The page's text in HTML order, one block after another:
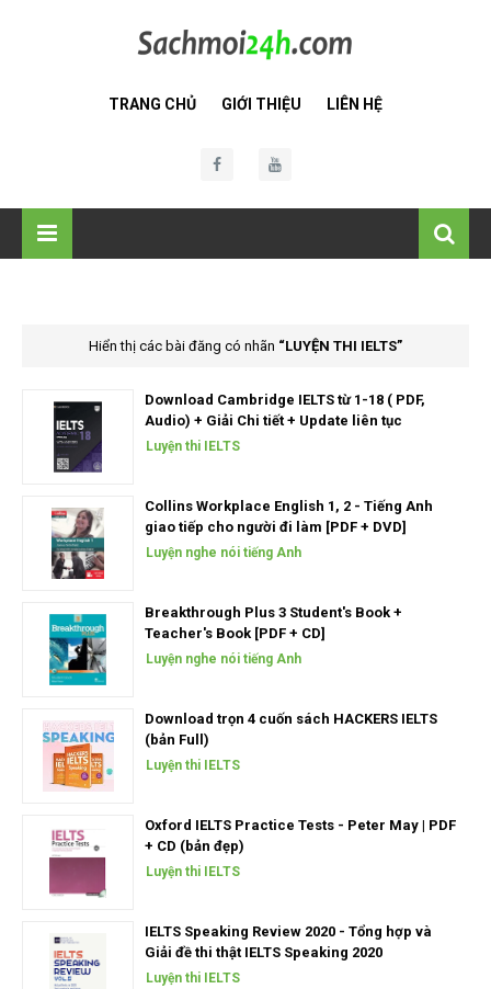
TRANG CHỦ GIỚI THIỆU LIÊN HỆ
Hiển thị các bài đăng có nhãn LUYỆN THI IELTS
Download Cambridge IELTS từ 1-18 ( PDF,
Audio) + Giải Chi tiết + Update liên tục
Luyện thi IELTS
Collins Workplace English 1, 2 - Tiếng Anh
giao tiếp cho người đi làm [PDF + DVD]
Luyện nghe nói tiếng Anh
Breakthrough Plus 3 Student's Book +
Teacher's Book [PDF + CD]
Luyện nghe nói tiếng Anh
Download trọn 4 cuốn sách HACKERS IELTS
(bản Full)
Luyện thi IELTS
Oxford IELTS Practice Tests - Peter May | PDF
+ CD (bản đẹp)
Luyện thi IELTS
IELTS Speaking Review 2020 - Tổng hợp và
Giải đề thi thật IELTS Speaking 2020
Luyện thi IELTS